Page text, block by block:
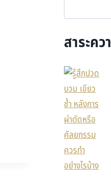
สาระคว